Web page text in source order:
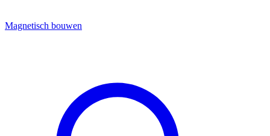
Magnetisch bouwen